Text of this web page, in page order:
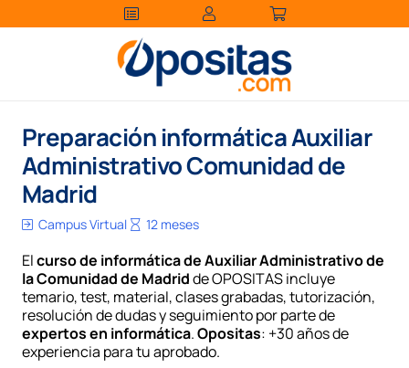
Preparación informática Auxiliar
Administrativo Comunidad de
Madrid
Campus Virtual 12 meses
Elcurso de informática de Auxiliar Administrativo de
la Comunidad de Madridde OPOSITAS incluye
temario, test, material, clases grabadas, tutorización,
resolución de dudas y seguimiento por parte de
expertos en informática.Opositas: +30 años de
experiencia para tu aprobado.